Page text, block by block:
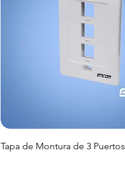
Tapa de Montura de 3 Puertos